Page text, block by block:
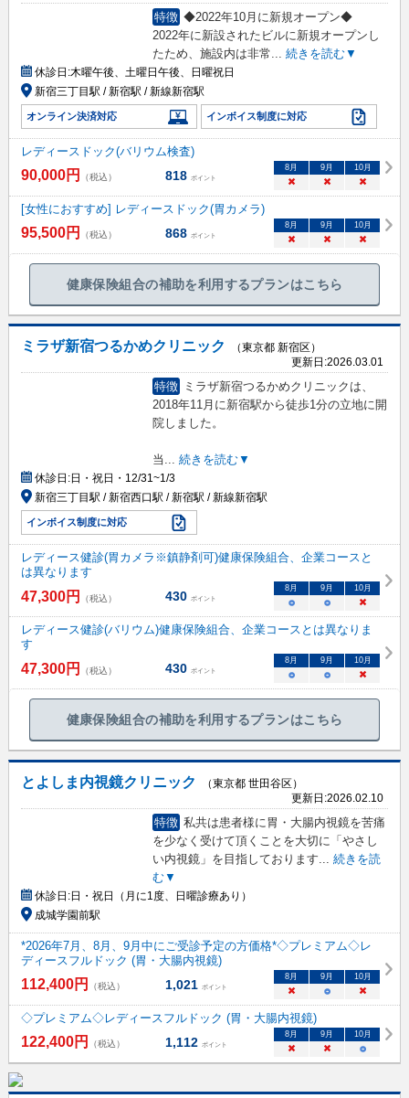
特徴 ◆2022年10月に新規オープン◆
2022年に新設されたビルに新規オープンし
たため、施設内は非常
続きを読む▼
休診日:木曜午後、土曜日午後、日曜祝日
新宿三丁目駅 / 新宿駅 / 新線新宿駅
オンライン決済対応 インボイス制度に対応
レディースドック(バリウム検査)
90,000円 （税込） 818 ポイント
8 月 9 月 10月
× × ×
[女性におすすめ] レディースドック(胃カメラ)
95,500円 （税込） 868 ポイント
8 月 9 月 10月
× × ×
健康保険組合の補助を利用するプランはこちら
ミラザ新宿つるかめクリニック
（東京都 新宿区）
更新日:2026.03.01
特徴
ミラザ新宿つるかめクリニックは、
2018年11月に新宿駅から徒歩1分の立地に開
院しました。
当 ... 続きを読む▼
休診日:日・祝日・12/31~1/3
新宿三丁目駅 / 新宿西口駅 / 新宿駅 / 新線新宿駅
インボイス制度に対応
レディース健診(胃カメラ※鎮静剤可)健康保険組合、企業コースと
は異なります
47,300円 （税込） 430 ポイント
8月 9月 10月
○ ○ ×
レディース健診(バリウム)健康保険組合、企業コースとは異なりま
す
47,300円 （税込） 430 ポイント
8月 9月 10月
○ ○ ×
健康保険組合の補助を利用するプランはこちら
とよしま内視鏡クリニック
（東京都 世田谷区）
更新日:2026.02.10
特徴 私共は患者様に胃・大腸内視鏡を苦痛
を少なく受けて頂くことを大切に「やさし
い内視鏡」を目指しております
続きを読
む▼
休診日:日・祝日（月に1度、日曜診療あり）
成城学園前駅
*2026年7月、8月、9月中にご受診予定の方価格*◇プレミアム◇レ
ディースフルドック (胃・大腸内視鏡)
112,400円 （税込） 1,021 ポイント
8 月 9 月 10月
× ○ ×
◇プレミアム◇レディースフルドック (胃・大腸内視鏡)
122,400円 （税込） 1,112 ポイント
8 月 9 月 10月
× × ○